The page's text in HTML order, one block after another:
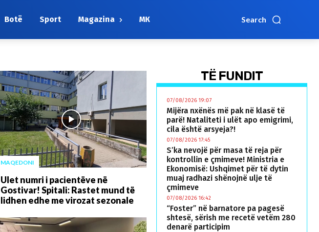
Search
Botë Sport Magazina МК
MAQEDONI
Ulet numri i pacientëve në
Gostivar! Spitali: Rastet mund të
lidhen edhe me virozat sezonale
TË FUNDIT
07/08/2026 19:07
Mijëra nxënës më pak në klasë të
parë! Nataliteti i ulët apo emigrimi,
cila është arsyeja?!
07/08/2026 17:45
S’ka nevojë për masa të reja për
kontrollin e çmimeve! Ministria e
Ekonomisë: Ushqimet për të dytin
muaj radhazi shënojnë ulje të
çmimeve
07/08/2026 16:42
“Foster” në barnatore pa pagesë
shtesë, sërish me recetë vetëm 280
denarë participim